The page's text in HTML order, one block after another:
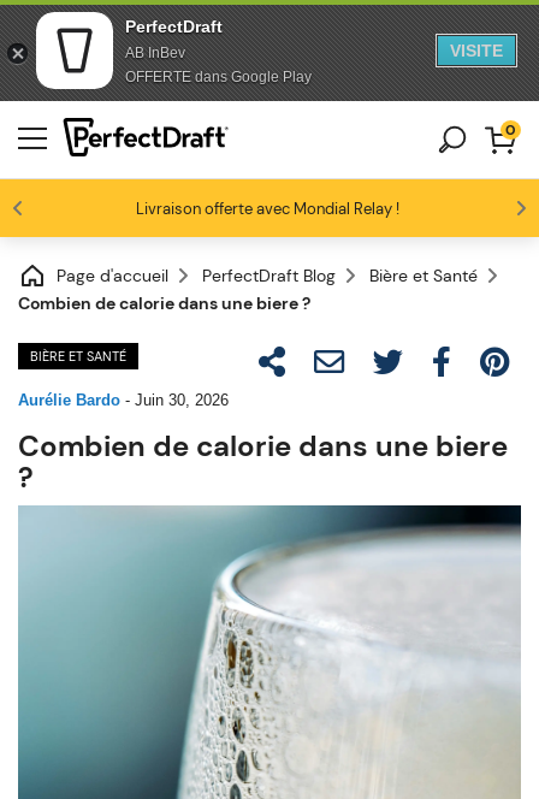
PerfectDraft
AB InBev
OFFERTE dans Google Play
VISITE
Passer au contenu
Passer en bas de page
Livraison offerte avec Mondial Relay !
Profitez de -10% dès 3 fûts unitaires
Les amateurs de bière nous adorent
0
Page d'accueil PerfectDraft Blog
Bière et Santé
Combien de calorie dans une biere ?
BIÈRE ET SANTÉ
Aurélie Bardo - Juin 30, 2026
Combien de calorie dans une biere
?